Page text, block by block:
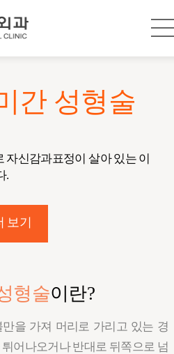
간 성형술
자신감과표정이 살아 있는 이
.
보기
형술이란?
을 가져 머리로 가리고 있는 경
어나오거나 반대로 뒤쪽으로 넘